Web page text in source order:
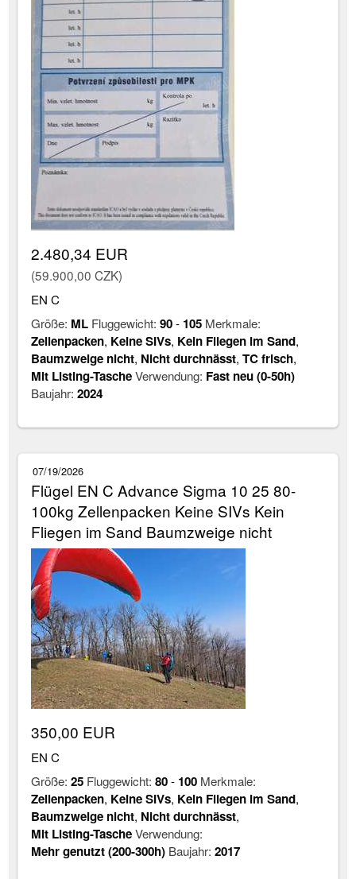
2.480,34 EUR
(59.900,00 CZK)
EN C
Größe: ML Fluggewicht:90- 105 Merkmale:
Zellenpacken, Keine SIVs, Kein Fliegen im Sand,
Baumzweige nicht, Nicht durchnässt,TC frisch,
Mit Listing-TascheVerwendung: Fast neu (0-50h)
Baujahr:2024
07/19/2026
Flügel EN C Advance Sigma 10 25 80-
100kg Zellenpacken Keine SIVs Kein
Fliegen im Sand Baumzweige nicht
350,00 EUR
EN C
Größe:25 Fluggewicht:80- 100 Merkmale:
Zellenpacken, Keine SIVs, Kein Fliegen im Sand,
Baumzweige nicht, Nicht durchnässt,
Mit Listing-TascheVerwendung:
Mehr genutzt (200-300h) Baujahr:2017